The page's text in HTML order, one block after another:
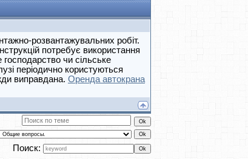
розвантажувальних робіт.
потребує використання
чи сільське
періодично користуються
виправдана. Оренда автокрана
Поиск: